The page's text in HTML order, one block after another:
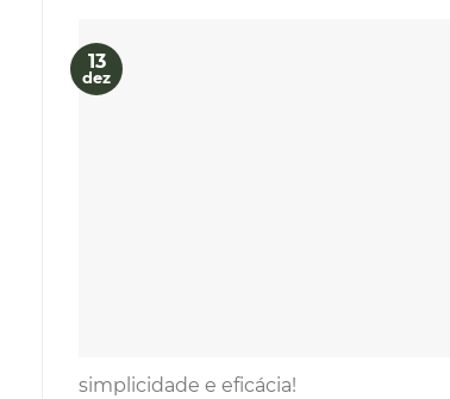
13
dez
simplicidade e eficácia!